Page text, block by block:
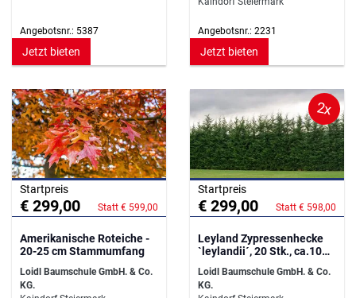
Angebotsnr.: 5387
Jetzt bieten
Angebotsnr.: 2231
Jetzt bieten
Startpreis
€ 299,00 Statt € 599,00
Amerikanische Roteiche -
20-25 cm Stammumfang
Loidl Baumschule GmbH. & Co.
KG.
2x
Startpreis
€ 299,00 Statt € 598,00
Leyland Zypressenhecke
`leylandii´, 20 Stk., ca.10
Loidl Baumschule GmbH. & Co.
KG.